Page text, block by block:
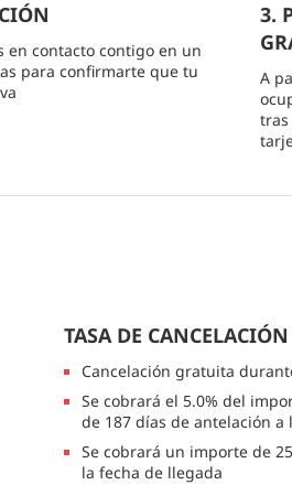
en contacto contigo en un
para confirmarte que tu
3.
A
tras
TASA DE CANCELACIÓN
Cancelación gratuita
Se cobrará el 5.0% del
de 187 días de antelación a
Se cobrará un importe de
la fecha de llegada